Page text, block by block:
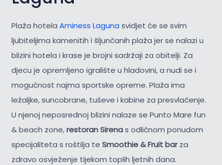
Plaža hotela Aminess Laguna svidjet će se svim
ljubiteljima kamenitih i šljunčanih plaža jer se nalazi u
blizini hotela i krase je brojni sadržaji za obitelji. Za
djecu je opremljeno igralište u hladovini, a nudi se i
mogućnost najma sportske opreme. Plaža ima
ležaljke, suncobrane, tuševe i kabine za presvlačenje.
U njenoj neposrednoj blizini nalaze se Punto Mare fun
& beach zone,restoran Sirenas odličnom ponudom
specijaliteta s roštilja te Smoothie & Fruit barza
zdravo osvježenje tijekom toplih ljetnih dana.